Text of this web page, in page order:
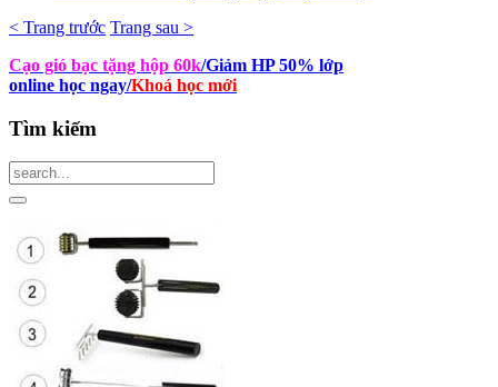
< Trang trước Trang sau >
Cạo gió bạc tặng hộp 60k/Giảm HP 50% lớp
online học ngay/Khoá học mới
Tìm kiếm